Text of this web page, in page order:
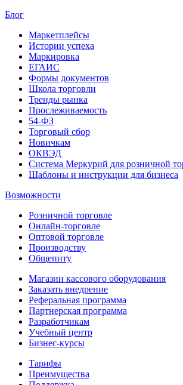
Блог
Маркетплейсы
Истории успеха
Маркировка
ЕГАИС
Формы документов
Школа торговли
Тренды рынка
Прослеживаемость
54-ФЗ
Торговый сбор
Новичкам
ОКВЭД
Система Меркурий для розничной
Шаблоны и инструкции для бизнеса
Возможности
Розничной торговле
Онлайн-торговле
Оптовой торговле
Производству
Общепиту
Магазин кассового оборудования
Заказать внедрение
Реферальная программа
Партнерская программа
Разработчикам
Учебный центр
Бизнес‑курсы
Тарифы
Преимущества